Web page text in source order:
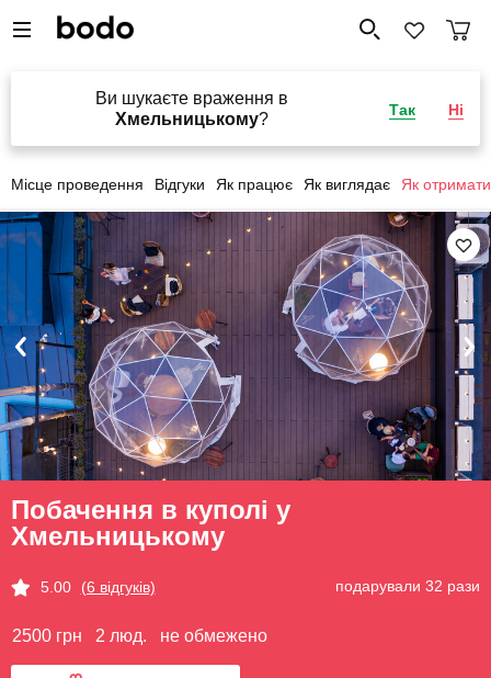
Ви шукаєте враження в
Хмельницькому?
Так Ні
Місце проведення Відгуки Як працює Як виглядає Як отримати
Побачення в куполі у
Хмельницькому
5.00 (6 відгуків) подарували 32 рази
2500 грн 2 люд. не обмежено